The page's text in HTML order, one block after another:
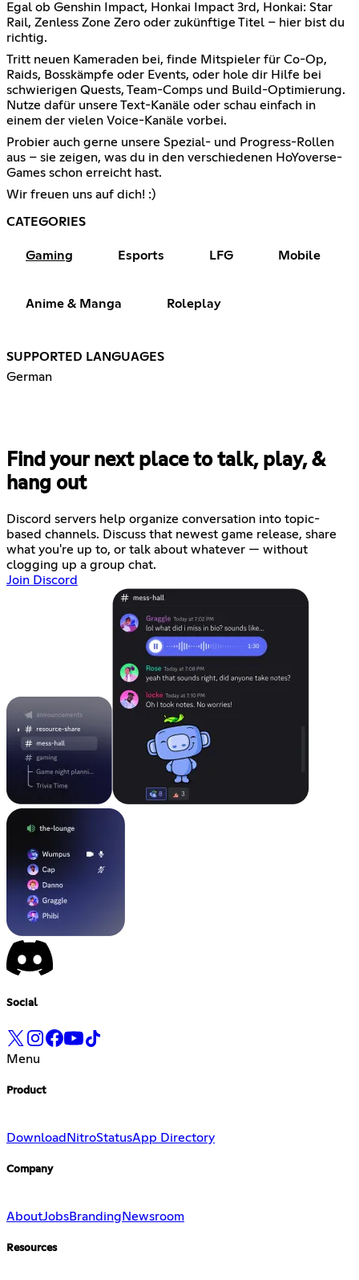
Egal ob Genshin Impact, Honkai Impact 3rd, Honkai: Star
Rail, Zenless Zone Zero oder zukünftige Titel – hier bist du
richtig.
Tritt neuen Kameraden bei, finde Mitspieler für Co-Op,
Raids, Bosskämpfe oder Events, oder hole dir Hilfe bei
schwierigen Quests, Team-Comps und Build-Optimierung.
Nutze dafür unsere Text-Kanäle oder schau einfach in
einem der vielen Voice-Kanäle vorbei.
Probier auch gerne unsere Spezial- und Progress-Rollen
aus – sie zeigen, was du in den verschiedenen HoYoverse-
Games schon erreicht hast.
Wir freuen uns auf dich! :)
CATEGORIES
Gaming Esports LFG Mobile
Anime & Manga Roleplay
SUPPORTED LANGUAGES
German
Find your next place to talk, play, &
hang out
Discord servers help organize conversation into topic-
based channels. Discuss that newest game release, share
what you're up to, or talk about whatever — without
clogging up a group chat.
Join Discord
Social
Menu
Product
Download NitroStatusApp Directory
Company
AboutJobsBranding Newsroom
Resources